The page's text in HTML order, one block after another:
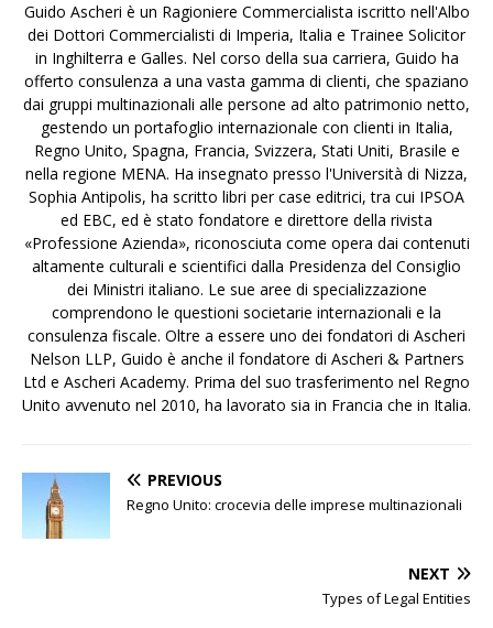
Guido Ascheri è un Ragioniere Commercialista iscritto nell'Albo
dei Dottori Commercialisti di Imperia, Italia e Trainee Solicitor
in Inghilterra e Galles. Nel corso della sua carriera, Guido ha
offerto consulenza a una vasta gamma di clienti, che spaziano
dai gruppi multinazionali alle persone ad alto patrimonio netto,
gestendo un portafoglio internazionale con clienti in Italia,
Regno Unito, Spagna, Francia, Svizzera, Stati Uniti, Brasile e
nella regione MENA. Ha insegnato presso l'Università di Nizza,
Sophia Antipolis, ha scritto libri per case editrici, tra cui IPSOA
ed EBC, ed è stato fondatore e direttore della rivista
«Professione Azienda», riconosciuta come opera dai contenuti
altamente culturali e scientifici dalla Presidenza del Consiglio
dei Ministri italiano. Le sue aree di specializzazione
comprendono le questioni societarie internazionali e la
consulenza fiscale. Oltre a essere uno dei fondatori di Ascheri
Nelson LLP, Guido è anche il fondatore di Ascheri & Partners
Ltd e Ascheri Academy. Prima del suo trasferimento nel Regno
Unito avvenuto nel 2010, ha lavorato sia in Francia che in Italia.
PREVIOUS
Regno Unito: crocevia delle imprese multinazionali
NEXT
Types of Legal Entities